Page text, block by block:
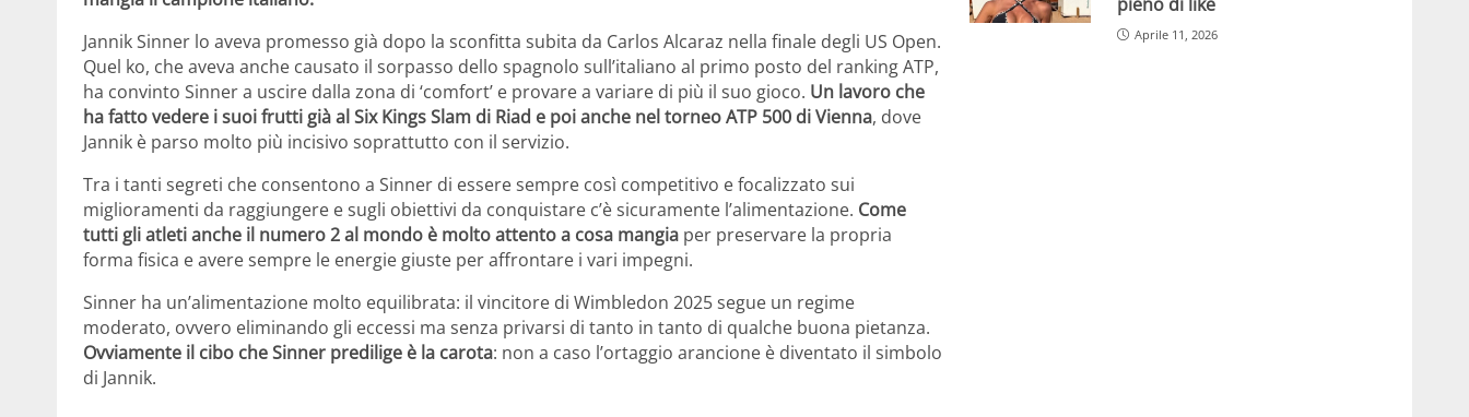
Jannik Sinner lo aveva promesso già dopo la sconfitta subita da Carlos Alcaraz nella finale degli US Open.
Quel ko, che aveva anche causato il sorpasso dello spagnolo sull’italiano al primo posto del ranking ATP,
ha convinto Sinner a uscire dalla zona di ‘comfort’ e provare a variare di più il suo gioco. Un lavoro che
ha fatto vedere i suoi frutti già al Six Kings Slam di Riad e poi anche nel torneo ATP 500 di Vienna, dove
Jannik è parso molto più incisivo soprattutto con il servizio.
Tra i tanti segreti che consentono a Sinner di essere sempre così competitivo e focalizzato sui
miglioramenti da raggiungere e sugli obiettivi da conquistare c’è sicuramente l’alimentazione. Come
tutti gli atleti anche il numero 2 al mondo è molto attento a cosa mangia per preservare la propria
forma fisica e avere sempre le energie giuste per affrontare i vari impegni.
Sinner ha un’alimentazione molto equilibrata: il vincitore di Wimbledon 2025 segue un regime
moderato, ovvero eliminando gli eccessi ma senza privarsi di tanto in tanto di qualche buona pietanza.
Ovviamente il cibo che Sinner predilige è la carota: non a caso l’ortaggio arancione è diventato il simbolo
di Jannik.
Aprile 11, 2026